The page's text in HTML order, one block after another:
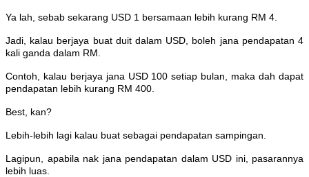
Ya lah, sebab sekarang USD 1 bersamaan lebih kurang RM 4.
Jadi, kalau berjaya buat duit dalam USD, boleh jana pendapatan 4
kali ganda dalam RM.
Contoh, kalau berjaya jana USD 100 setiap bulan, maka dah dapat
pendapatan lebih kurang RM 400.
Best, kan?
Lebih-lebih lagi kalau buat sebagai pendapatan sampingan.
Lagipun, apabila nak jana pendapatan dalam USD ini, pasarannya
lebih luas.